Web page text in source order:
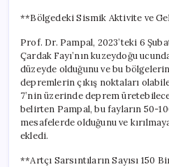
**Bölgedeki Sismik Aktivite ve
Prof. Dr. Pampal, 2023’teki 6
Çardak Fayı’nın kuzeydoğu
düzeyde olduğunu ve bu
depremlerin çıkış noktaları
7’nin üzerinde deprem
belirten Pampal, bu fayların 50-
mesafelerde olduğunu ve
ekledi.
**Artçı Sarsıntıların Sayısı 150